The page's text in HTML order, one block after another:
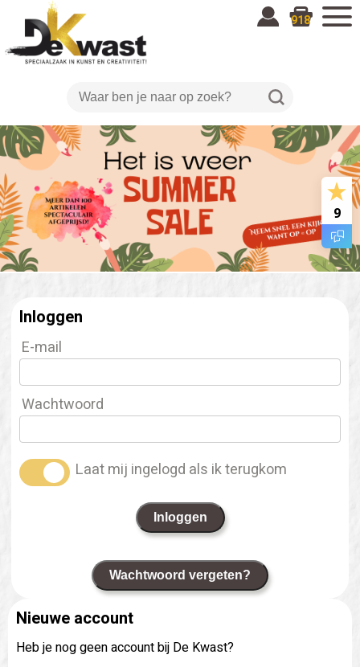
918
9
Inloggen
E-mail
Wachtwoord
Laat mij ingelogd als ik terugkom
Inloggen
Wachtwoord vergeten?
Nieuwe account
Heb je nog geen account bij De Kwast?